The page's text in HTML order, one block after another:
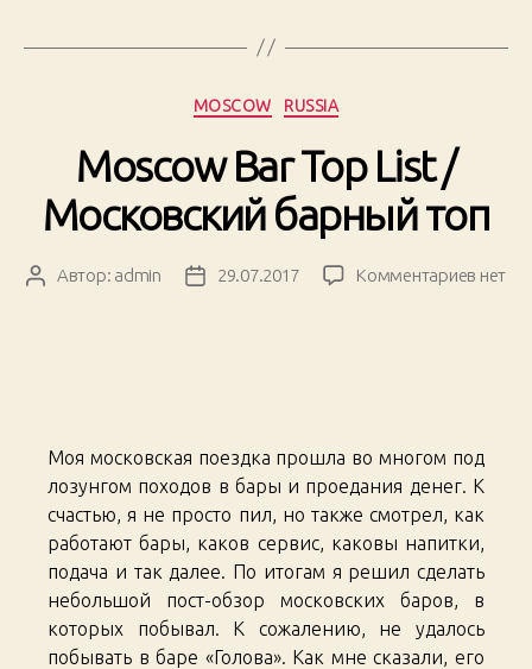
день»
Рубрики
MOSCOW RUSSIA
Moscow Bar Top List /
Московский барный топ
АвторАвтор: admin
Дата29.07.2017 Комментариев к
топ
нет
Моя московская поездка прошла во многом под
лозунгом походов в бары и проедания денег. К
счастью, я не просто пил, но также смотрел, как
работают бары, каков сервис, каковы напитки,
подача и так далее. По итогам я решил сделать
небольшой пост-обзор московских баров, в
которых побывал. К сожалению, не удалось
побывать в баре «Голова». Как мне сказали, его